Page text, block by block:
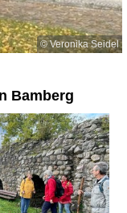
© Veronika Seidel
Bamberg